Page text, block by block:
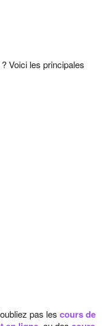
Voici les principales
pas les cours de